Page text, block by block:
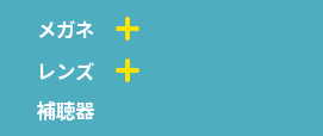
メガネ
レンズ
補聴器